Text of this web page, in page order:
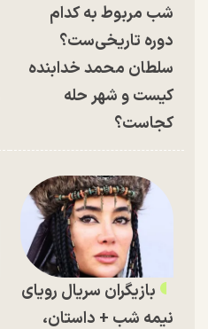
شب مربوط به کدام
دوره تاریخی‌ست؟
سلطان محمد خدابنده
کیست و شهر حله
کجاست؟
بازیگران سریال رویای
نیمه شب + داستان،